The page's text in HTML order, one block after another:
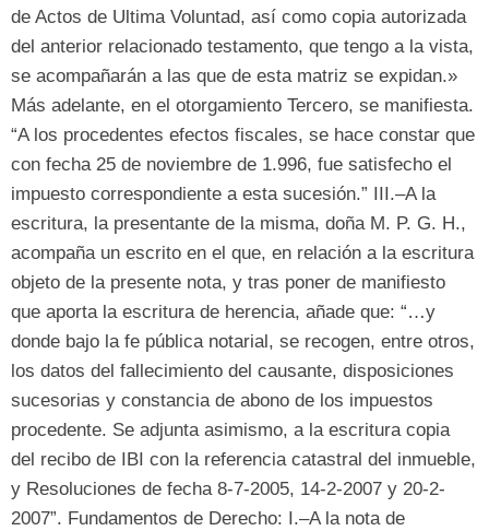
de Actos de Ultima Voluntad, así como copia autorizada
del anterior relacionado testamento, que tengo a la vista,
se acompañarán a las que de esta matriz se expidan.»
Más adelante, en el otorgamiento Tercero, se manifiesta.
“A los procedentes efectos fiscales, se hace constar que
con fecha25 de noviembre de 1.996, fue satisfecho el
impuesto correspondiente a esta sucesión.” III.–A la
escritura, la presentante de la misma, doña M. P. G. H.,
acompaña un escrito en el que, en relación a la escritura
objeto de la presente nota, y tras poner de manifiesto
que aporta la escritura de herencia, añade que: “…y
donde bajo la fe pública notarial, se recogen, entre otros,
los datos del fallecimiento del causante, disposiciones
sucesorias y constancia de abono de los impuestos
procedente. Se adjunta asimismo, a la escritura copia
del recibo de IBI con la referencia catastral del inmueble,
y Resoluciones de fecha8-7-2005, 14-2-2007 y 20-2-
2007”. Fundamentos de Derecho: I.–A la nota de